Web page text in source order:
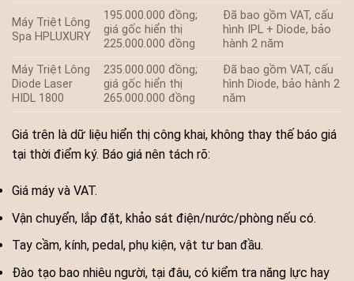
Máy Triệt Lông
Spa HPLUXURY
195.000.000 đồng;
giá gốc hiển thị
225.000.000 đồng
Đã bao gồm VAT, cấu
hình IPL + Diode, bảo
hành 2 năm
Máy Triệt Lông
Diode Laser
HIDL 1800
235.000.000 đồng;
giá gốc hiển thị
265.000.000 đồng
Đã bao gồm VAT, cấu
hình Diode, bảo hành 2
năm
Giá trên là dữ liệu hiển thị công khai, không thay thế báo giá
tại thời điểm ký. Báo giá nên tách rõ:
Giá máy và VAT.
Vận chuyển, lắp đặt, khảo sát điện/nước/phòng nếu có.
Tay cầm, kính, pedal, phụ kiện, vật tư ban đầu.
Đào tạo bao nhiêu người, tại đâu, có kiểm tra năng lực hay